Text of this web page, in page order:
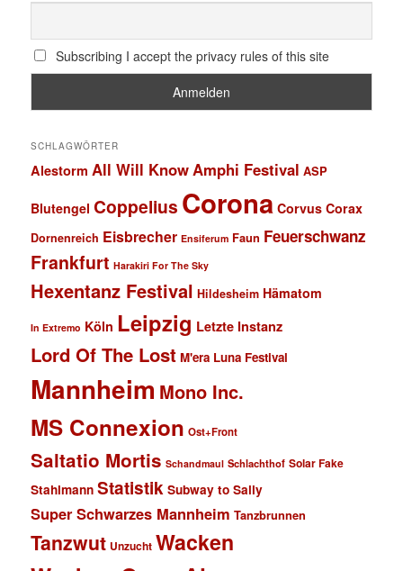
Subscribing I accept the privacy rules of this site
SCHLAGWÖRTER
Alestorm All Will KnowAmphi Festival ASP
Blutengel Coppelius Corona Corvus Corax
Dornenreich Eisbrecher Ensiferum Faun Feuerschwanz
Frankfurt Harakiri For The Sky
Hexentanz Festival Hildesheim Hämatom
In Extremo Köln Leipzig Letzte Instanz
Lord Of The Lost M'era Luna Festival
Mannheim Mono Inc.
MS Connexion Ost+Front
Saltatio Mortis Schandmaul Schlachthof Solar Fake
Stahlmann Statistik Subway to Sally
Super Schwarzes Mannheim Tanzbrunnen
Tanzwut Unzucht Wacken